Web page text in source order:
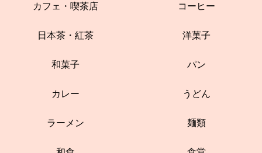
カフェ・喫茶店 コーヒー
日本茶・紅茶 洋菓子
和菓子 パン
カレー うどん
ラーメン 麺類